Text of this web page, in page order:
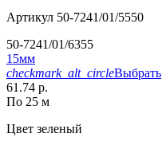
Артикул 50-7241/01/5550
50-7241/01/6355
15мм
checkmark_alt_circleВыбрать
61.74 р.
По 25 м
Цвет зеленый